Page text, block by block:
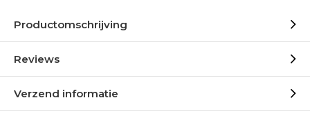
Productomschrijving
Reviews
Verzend informatie